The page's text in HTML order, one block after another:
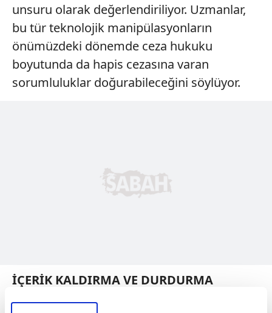
unsuru olarak değerlendiriliyor. Uzmanlar,
bu tür teknolojik manipülasyonların
önümüzdeki dönemde ceza hukuku
boyutunda da hapis cezasına varan
sorumluluklar doğurabileceğini söylüyor.
İÇERİK KALDIRMA VE DURDURMA
TALEBİ: